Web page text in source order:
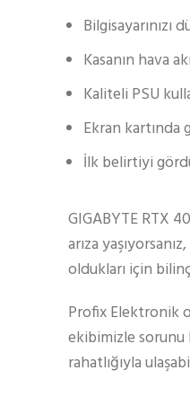
Bilgisayarınızı
Kasanın hava
Kaliteli PSU
Ekran kartında
İlk belirtiyi
GIGABYTE RTX
arıza
oldukları için
Profix Elektronik
ekibimizle sorunu
rahatlığıyla